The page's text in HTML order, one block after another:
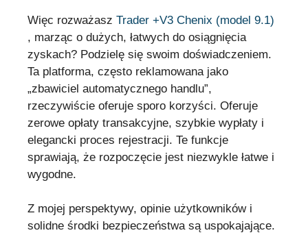
Więc rozważasz Trader +V3 Chenix (model 9.1)
, marząc o dużych, łatwych do osiągnięcia
zyskach? Podzielę się swoim doświadczeniem.
Ta platforma, często reklamowana jako
„zbawiciel automatycznego handlu”,
rzeczywiście oferuje sporo korzyści. Oferuje
zerowe opłaty transakcyjne, szybkie wypłaty i
elegancki proces rejestracji. Te funkcje
sprawiają, że rozpoczęcie jest niezwykle łatwe i
wygodne.
Z mojej perspektywy, opinie użytkowników i
solidne środki bezpieczeństwa są uspokajające.